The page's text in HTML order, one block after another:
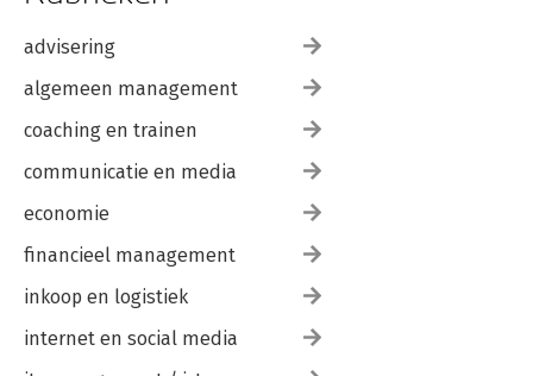
advisering
algemeen management
coaching en trainen
communicatie en media
economie
financieel management
inkoop en logistiek
internet en social media